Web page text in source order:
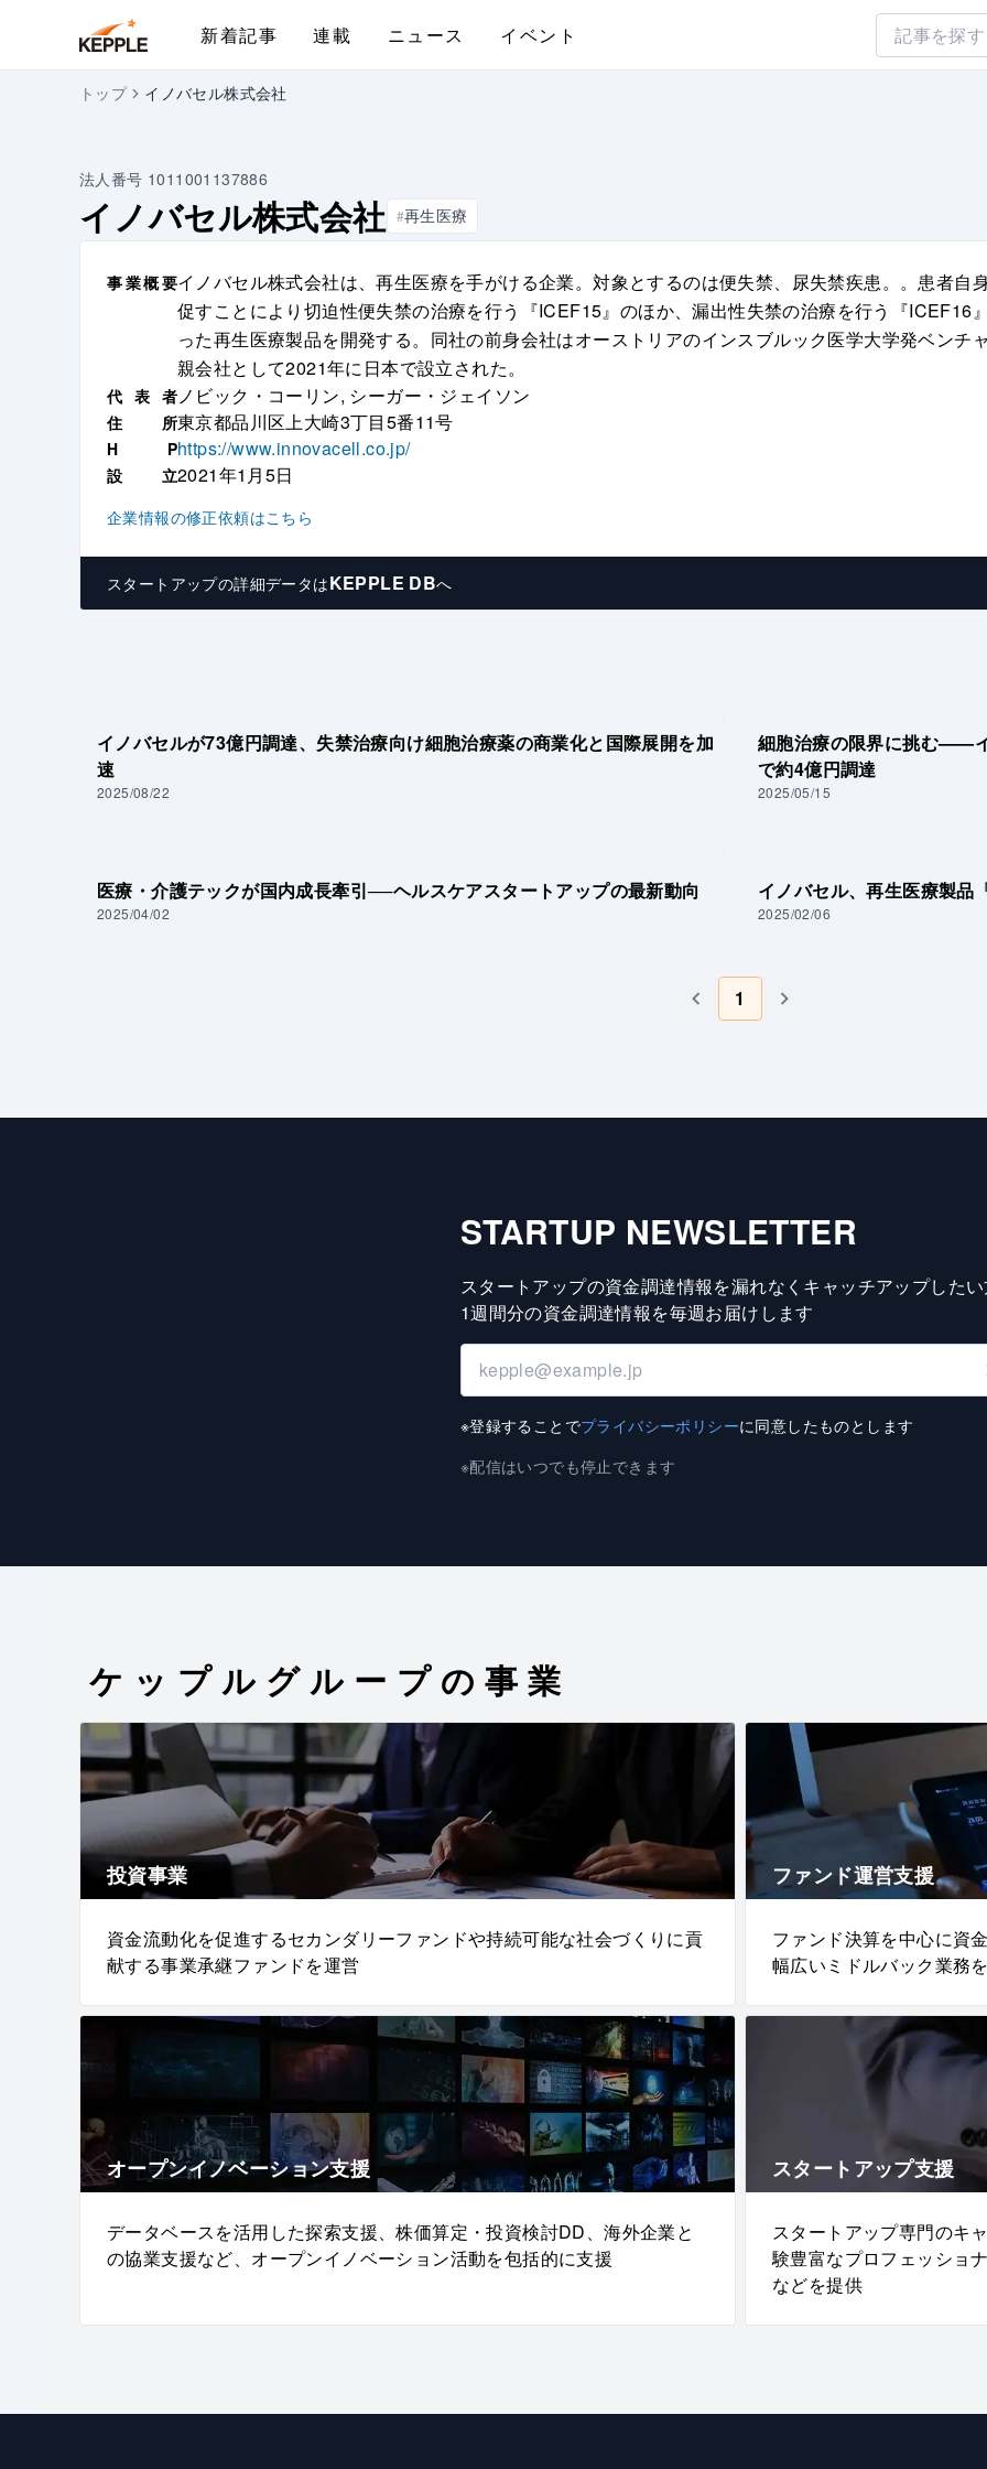
新着記事 連載 ニュース イベント
トップ イノバセル株式会社
法人番号 1011001137886
イノバセル株式会社 #再生医療
事業概要イノバセル株式会社は、再生医療を手がける企業。対象とするのは便失禁、尿失禁疾患。。患者自
促すことにより切迫性便失禁の治療を行う『ICEF15』のほか、漏出性失禁の治療を行う『ICEF16
った再生医療製品を開発する。同社の前身会社はオーストリアのインスブルック医学大学発ベンチ
親会社として2021年に日本で設立された。
代 表 者ノビック・コーリン, シーガー・ジェイソン
住 所東京都品川区上大崎3丁目5番11号
H Phttps://www.innovacell.co.jp/
設 立2021年1月5日
企業情報の修正依頼はこちら
スタートアップの詳細データはKEPPLE DBへ
イノバセルが73億円調達、失禁治療向け細胞治療薬の商業化と国際展開を加
速
2025/08/22
細胞治療の限界に挑む——
で約4億円調達
2025/05/15
医療・介護テックが国内成長牽引──ヘルスケアスタートアップの最新動向
2025/04/02
イノバセル、再生医療製品
2025/02/06
1
STARTUP NEWSLETTER
スタートアップの資金調達情報を漏れなくキャッチアップした
1週間分の資金調達情報を毎週お届けします
※登録することでプライバシーポリシーに同意したものとします
※配信はいつでも停止できます
ケップルグループの事業
投資事業
資金流動化を促進するセカンダリーファンドや持続可能な社会づくりに貢
献する事業承継ファンドを運営
ファンド運営支援
ファンド決算を中心に資
幅広いミドルバック業務
オープンイノベーション支援
データベースを活用した探索支援、株価算定・投資検討DD、海外企業と
の協業支援など、オープンイノベーション活動を包括的に支援
スタートアップ支援
スタートアップ専門のキ
験豊富なプロフェッショ
などを提供